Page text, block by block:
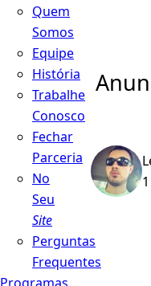
Quem
Somos
Equipe
História
Trabalhe
Conosco
Fechar
Parceria
No
Seu
Site
Perguntas
Frequentes